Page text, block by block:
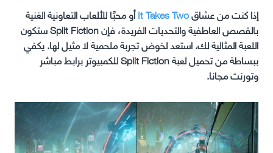
إذا كنت من عشاقIt Takes Twoأو محبًا للألعاب التعاونية الغنية
بالقصص العاطفية والتحديات الفريدة، فإن Split Fiction ستكون
اللعبة المثالية لك. استعد لخوض تجربة ملحمية لا مثيل لها. يكفي
ببساطة من تحميل لعبة Split Fiction للكمبيوتر برابط مباشر
وتورنت مجانا.